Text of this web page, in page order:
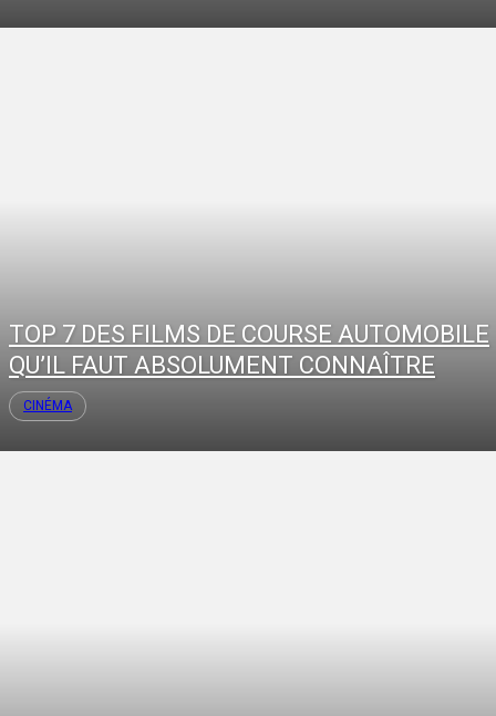
TOP 7 DES FILMS DE COURSE AUTOMOBILE
QU’IL FAUT ABSOLUMENT CONNAÎTRE
CINÉMA